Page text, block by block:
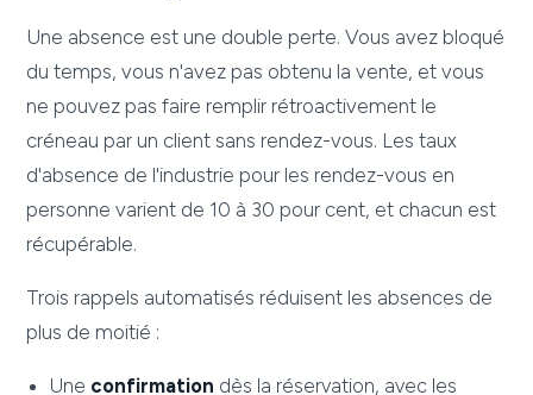
Une absence est une double perte. Vous avez bloqué
du temps, vous n'avez pas obtenu la vente, et vous
ne pouvez pas faire remplir rétroactivement le
créneau par un client sans rendez-vous. Les taux
d'absence de l'industrie pour les rendez-vous en
personne varient de 10 à 30 pour cent, et chacun est
récupérable.
Trois rappels automatisés réduisent les absences de
plus de moitié :
Une confirmation dès la réservation, avec les